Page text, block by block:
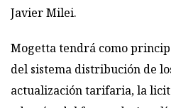
Javier Milei.
Mogetta tendrá como
del sistema distribución de
actualización tarifaria, la